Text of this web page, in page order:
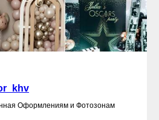
Оформлениям и Фотозонам